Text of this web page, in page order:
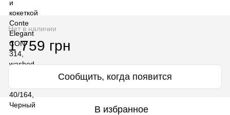
Нет в наличии
1 759 грн
Сообщить, когда появится
В избранное